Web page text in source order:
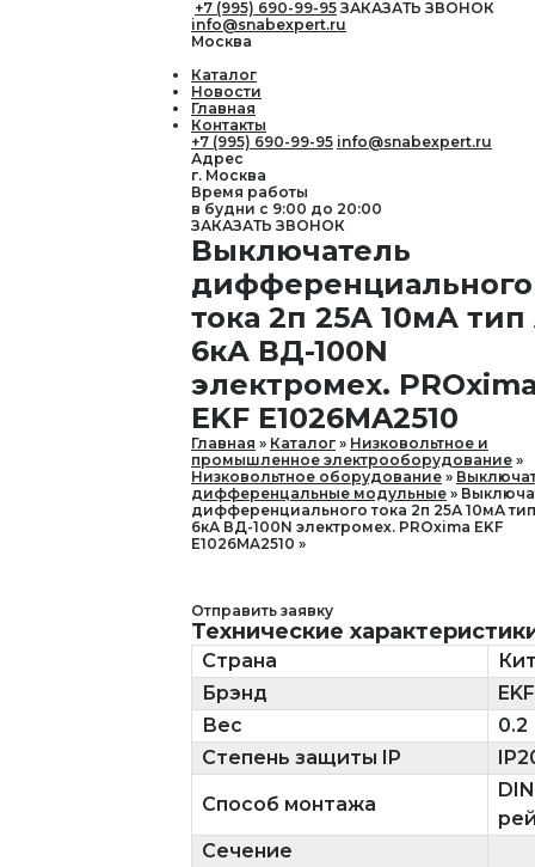
+7 (995) 690-99-95 ЗАКАЗАТЬ ЗВОНОК
info@snabexpert.ru
Москва
Каталог
Новости
Главная
Контакты
+7 (995) 690-99-95 info@snabexpert.ru
Адрес
г. Москва
Время работы
в будни с 9:00 до 20:00
ЗАКАЗАТЬ ЗВОНОК
Выключатель
дифференциального
тока 2п 25А 10мА тип
6кА ВД-100N
электромех.
EKF E1026MA2510
Главная Каталог
Низковольтное и
промышленное электрооборудование
Низковольтное оборудование
дифференцальные модульные
дифференциального тока 2п 25А 10мА
6кА ВД-100N электромех. PROxima EKF
E1026MA2510
Отправить заявку
Технические
Страна
Брэнд
EKF
Вес
0.2
Степень защиты IP
Способ монтажа
Сечение